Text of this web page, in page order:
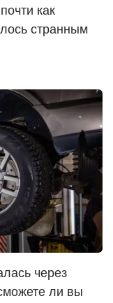
как
странным
через
ли вы